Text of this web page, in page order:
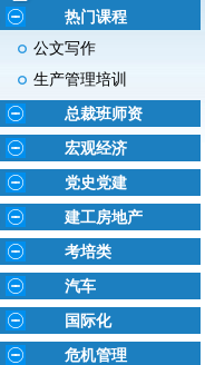
热门课程
公文写作
生产管理培训
总裁班师资
宏观经济
党史党建
建工房地产
考培类
汽车
国际化
危机管理